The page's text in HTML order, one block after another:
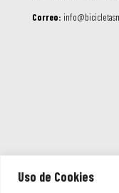
Uso de Cookies
Correo: